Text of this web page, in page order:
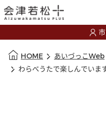
HOME あいづっこWeb
わらべうたで楽しんでいま